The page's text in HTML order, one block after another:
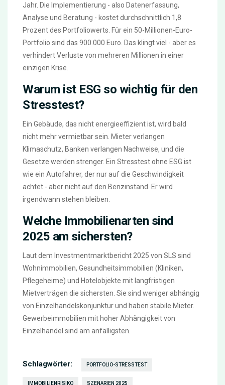
Jahr. Die Implementierung - also Datenerfassung,
Analyse und Beratung - kostet durchschnittlich 1,8
Prozent des Portfoliowerts. Für ein 50-Millionen-Euro-
Portfolio sind das 900.000 Euro. Das klingt viel - aber es
verhindert Verluste von mehreren Millionen in einer
einzigen Krise.
Warum ist ESG so wichtig für den
Stresstest?
Ein Gebäude, das nicht energieeffizient ist, wird bald
nicht mehr vermietbar sein. Mieter verlangen
Klimaschutz, Banken verlangen Nachweise, und die
Gesetze werden strenger. Ein Stresstest ohne ESG ist
wie ein Autofahrer, der nur auf die Geschwindigkeit
achtet - aber nicht auf den Benzinstand. Er wird
irgendwann stehen bleiben.
Welche Immobilienarten sind
2025 am sichersten?
Laut dem Investmentmarktbericht 2025 von SLS sind
Wohnimmobilien, Gesundheitsimmobilien (Kliniken,
Pflegeheime) und Hotelobjekte mit langfristigen
Mietverträgen die sichersten. Sie sind weniger abhängig
von Einzelhandelskonjunktur und haben stabile Mieter.
Gewerbeimmobilien mit hoher Abhängigkeit von
Einzelhandel sind am anfälligsten.
Schlagwörter: PORTFOLIO-STRESSTEST
IMMOBILIENRISIKO SZENARIEN 2025